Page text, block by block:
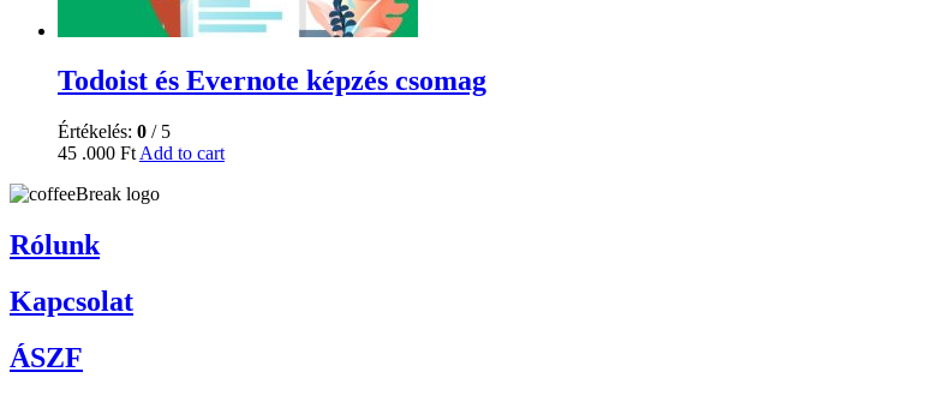
Todoist és Evernote képzés csomag
Értékelés: 0 / 5
45 .000 Ft Add to cart
Rólunk
Kapcsolat
ÁSZF